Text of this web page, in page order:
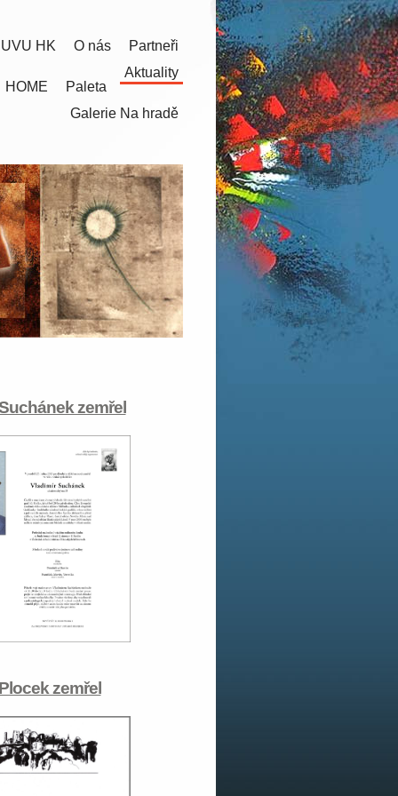
Partneři
O nás
HK
Aktuality
Paleta
HOME
Galerie Na hradě
zemřel
zemřel